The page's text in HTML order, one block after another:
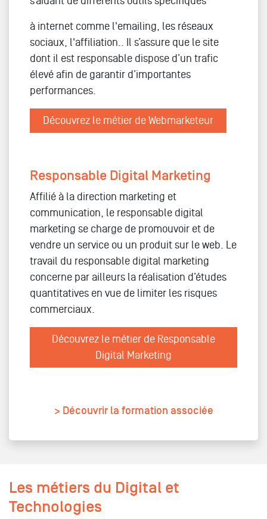
à internet comme l'emailing, les réseaux
sociaux, l'affiliation.. Il s’assure que le site
dont il est responsable dispose d’un trafic
élevé afin de garantir d’importantes
performances.
Découvrez le métier de Webmarketeur
Responsable Digital Marketing
Affilié à la direction marketing et
communication, le responsable digital
marketing se charge de promouvoir et de
vendre un service ou un produit sur le web. Le
travail du responsable digital marketing
concerne par ailleurs la réalisation d’études
quantitatives en vue de limiter les risques
commerciaux.
Découvrez le métier de Responsable
Digital Marketing
> Découvrir la formation associée
Les métiers du Digital et
Technologies